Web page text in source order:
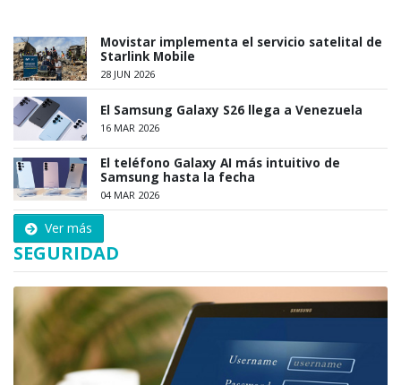
Movistar implementa el servicio satelital de
Starlink Mobile
28 JUN 2026
El Samsung Galaxy S26 llega a Venezuela
16 MAR 2026
El teléfono Galaxy AI más intuitivo de
Samsung hasta la fecha
04 MAR 2026
Ver más
SEGURIDAD